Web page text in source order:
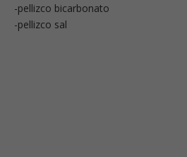
-pellizco bicarbonato
-pellizco sal